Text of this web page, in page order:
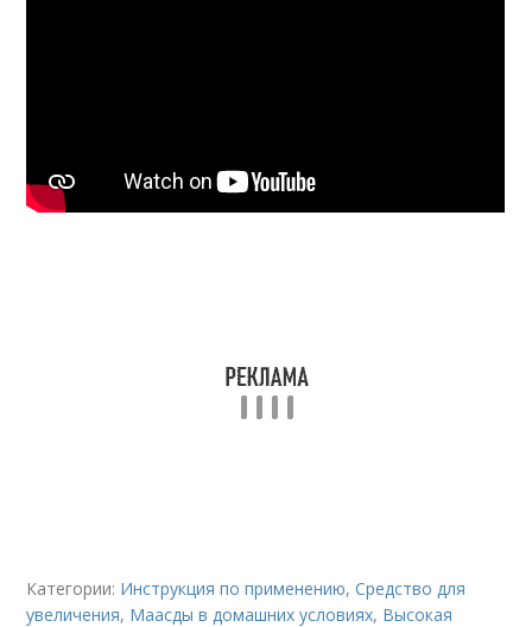
Категории: Инструкция по применению,Средство для
увеличения, Маасды в домашних условиях, Высокая